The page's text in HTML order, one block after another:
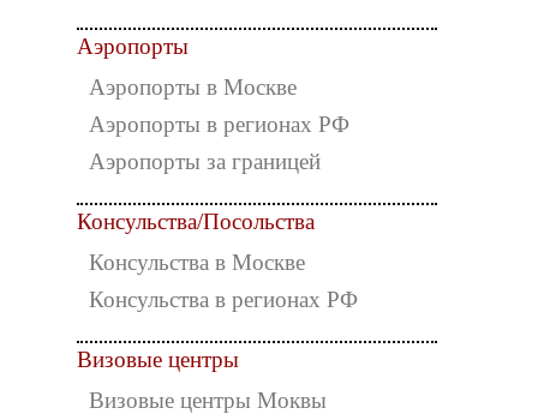
Аэропорты
Аэропорты в Москве
Аэропорты в регионах РФ
Аэропорты за границей
Консульства/Посольства
Консульства в Москве
Консульства в регионах РФ
Визовые центры
Визовые центры Моквы